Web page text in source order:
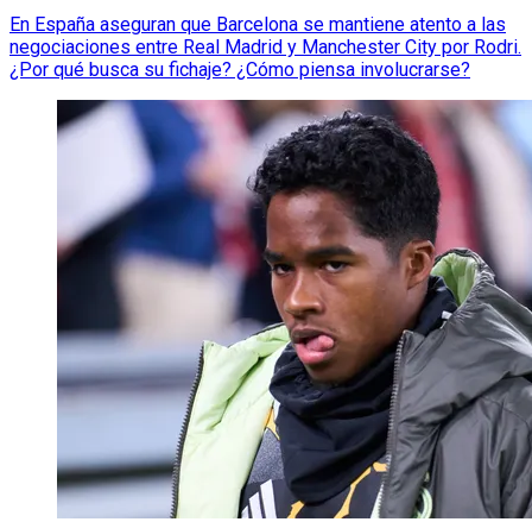
En España aseguran que Barcelona se mantiene atento a las
negociaciones entre Real Madrid y Manchester City por Rodri.
¿Por qué busca su fichaje? ¿Cómo piensa involucrarse?